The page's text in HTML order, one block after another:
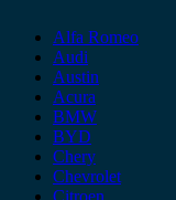
Alfa Romeo
Audi
Austin
Acura
BMW
BYD
Chery
Chevrolet
Citroen